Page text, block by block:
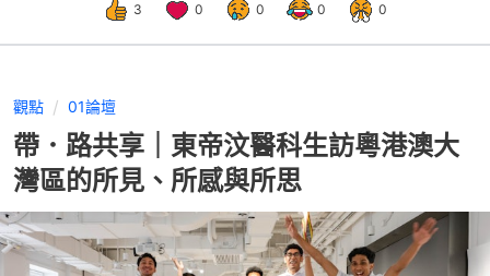
3 0 0 0 0
觀點 01論壇
帶．路共享｜​東帝汶醫科生訪粵港澳大
灣區的所見、所感與所思